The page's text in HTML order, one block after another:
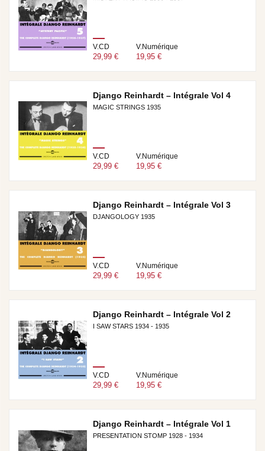
V.CD
29,99 €
V.Numérique
19,95 €
Django Reinhardt – Intégrale Vol 4
MAGIC STRINGS 1935
V.CD
29,99 €
V.Numérique
19,95 €
Django Reinhardt – Intégrale Vol 3
DJANGOLOGY 1935
V.CD
29,99 €
V.Numérique
19,95 €
Django Reinhardt – Intégrale Vol 2
I SAW STARS 1934 - 1935
V.CD
29,99 €
V.Numérique
19,95 €
Django Reinhardt – Intégrale Vol 1
PRESENTATION STOMP 1928 - 1934